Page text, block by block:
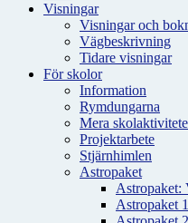
Visningar
Visningar och
Vägbeskrivning
Tidare visningar
För skolor
Information
Rymdungarna
Mera
Projektarbete
Stjärnhimlen
Astropaket
Astropaket:
Astropaket